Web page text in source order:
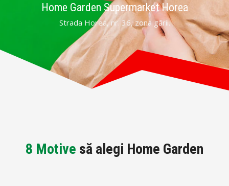
Home Garden Supermarket Horea
Strada Horea, nr. 36, zona gării.
8 Motive să alegi Home Garden